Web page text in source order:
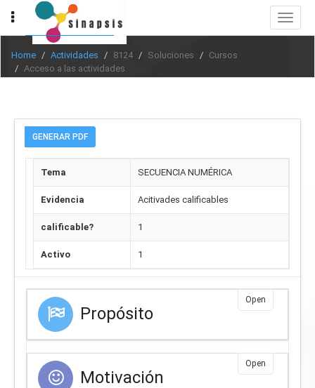
Toggle
Home Actividades 8124 Soluciones
Cursos
Acceso a las actividades
GENERAR PDF
Tema SECUENCIA NUMÉRICA
Evidencia Acitivades calificables
calificable? 1
Activo 1
Propósito
Open
Motivación
Open